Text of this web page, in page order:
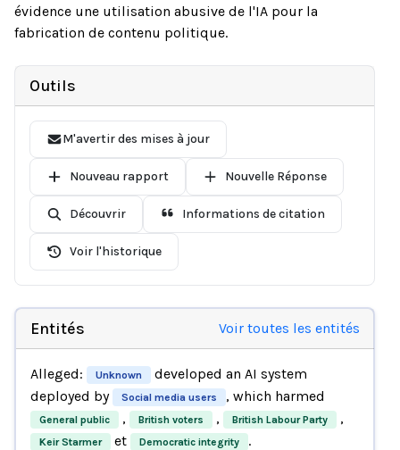
évidence une utilisation abusive de l'IA pour la
fabrication de contenu politique.
Outils
M'avertir des mises à jour
Nouveau rapport Nouvelle Réponse
Découvrir Informations de citation
Voir l'historique
Entités Voir toutes les entités
Alleged: Unknown
developed an AI system
deployed by
Social media users , which harmed
General public , British voters , British Labour Party ,
Keir Starmer et Democratic integrity .